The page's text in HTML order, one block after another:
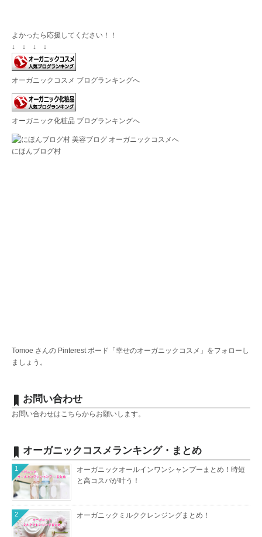
よかったら応援してください！！
↓ ↓ ↓ ↓
オーガニックコスメ ブログランキングへ
オーガニック化粧品 ブログランキングへ
にほんブログ村
Tomoe さんの Pinterest ボード「幸せのオーガニックコスメ」をフォローし
ましょう。
お問い合わせ
お問い合わせはこちらからお願いします。
オーガニックコスメランキング・まとめ
オーガニックオールインワンシャンプーまとめ！時短
と高コスパが叶う！
1
オーガニックミルククレンジングまとめ！
2